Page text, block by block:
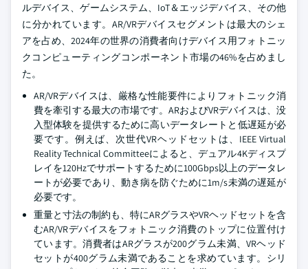
ルデバイス、ゲームシステム、IoT＆エッジデバイス、その他
に分かれています。AR/VRデバイスセグメントは最大のシェ
アを占め、2024年の世界の消費者向けデバイス用フォトニッ
クコンピューティングコンポーネント市場の46%を占めまし
た。
AR/VRデバイスは、厳格な性能要件によりフォトニック消
費を牽引する最大の市場です。ARおよびVRデバイスは、没
入型体験を提供するために高いデータレートと低遅延が必
要です。例えば、次世代VRヘッドセットは、IEEE Virtual
Reality Technical Committeeによると、デュアル4Kディスプ
レイを120Hzでサポートするために100Gbps以上のデータレ
ートが必要であり、動き病を防ぐために1m/s未満の遅延が
必要です。
重量と寸法の制約も、特にARグラスやVRヘッドセットを含
むAR/VRデバイスをフォトニック消費のトップに位置付け
ています。消費者はARグラスが200グラム未満、VRヘッド
セットが400グラム未満であることを求めています。シリ